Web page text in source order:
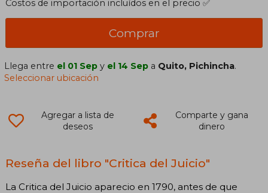
Costos de importación incluídos en el precio ✅
Comprar
Llega entre el 01 Sep y el 14 Sep a Quito, Pichincha.
Seleccionar ubicación
Agregar a lista de
deseos
Comparte y gana
dinero
Reseña del libro "Critica del Juicio"
La Critica del Juicio aparecio en 1790, antes de que